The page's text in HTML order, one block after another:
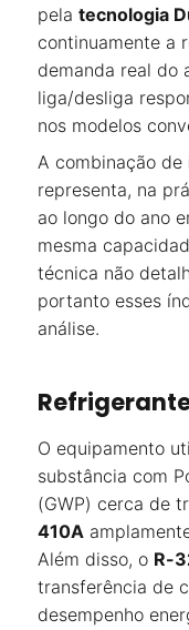
pela tecnologia
continuamente a
demanda real do
liga/desliga
nos modelos
A combinação de
representa, na
ao longo do ano
mesma
técnica não
portanto esses
análise.
O equipamento
substância com
(GWP) cerca de
410A
Além disso, o R-
transferência de
desempenho